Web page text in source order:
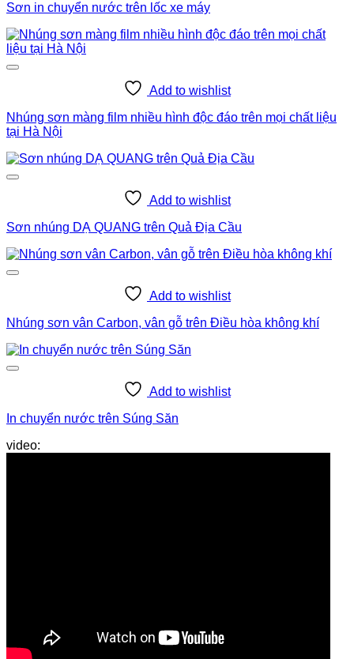
Sơn in chuyển nước trên lốc xe máy
Add to wishlist
Nhúng sơn màng film nhiều hình độc đáo trên mọi chất liệu
tại Hà Nội
Add to wishlist
Sơn nhúng DẠ QUANG trên Quả Địa Cầu
Add to wishlist
Nhúng sơn vân Carbon, vân gỗ trên Điều hòa không khí
Add to wishlist
In chuyển nước trên Súng Săn
Nhúng sơn họa tiết, sơn in chuyển nước trên chuột vi tính laptop
video: